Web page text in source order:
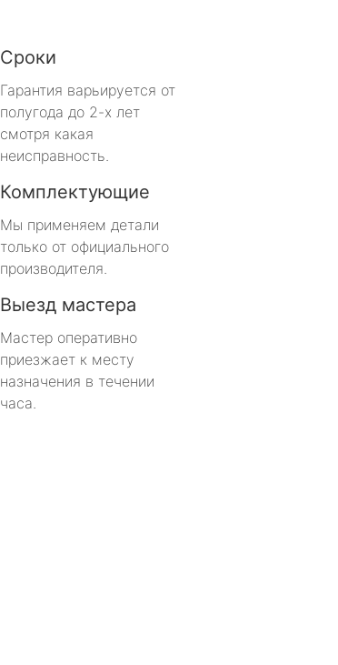
Сроки
Гарантия варьируется от
полугода до 2-х лет
смотря какая
неисправность.
Комплектующие
Мы применяем детали
только от официального
производителя.
Выезд мастера
Мастер оперативно
приезжает к месту
назначения в течении
часа.